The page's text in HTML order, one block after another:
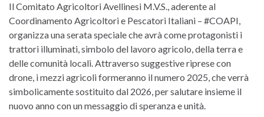
Il Comitato Agricoltori Avellinesi M.V.S., aderente al
Coordinamento Agricoltori e Pescatori Italiani – #COAPI,
organizza una serata speciale che avrà come protagonisti i
trattori illuminati, simbolo del lavoro agricolo, della terra e
delle comunità locali. Attraverso suggestive riprese con
drone, i mezzi agricoli formeranno il numero 2025, che verrà
simbolicamente sostituito dal 2026, per salutare insieme il
nuovo anno con un messaggio di speranza e unità.